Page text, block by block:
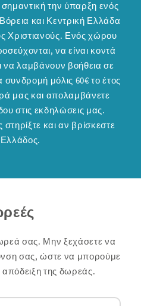
την ύπαρξη ενός
και Κεντρική Ελλάδα
Χριστιανούς. Ενός χώρου
να είναι κοντά
να λαμβάνουν βοήθεια σε
μόλις 60€ το έτος
μας και απολαμβάνετε
στις εκδηλώσεις μας.
και αν βρίσκεστε
σας. Μην ξεχάσετε να
σας, ώστε να μπορούμε
της δωρεάς.